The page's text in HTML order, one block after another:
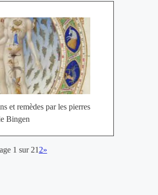
et remèdes par les pierres
Bingen
1 sur 212»